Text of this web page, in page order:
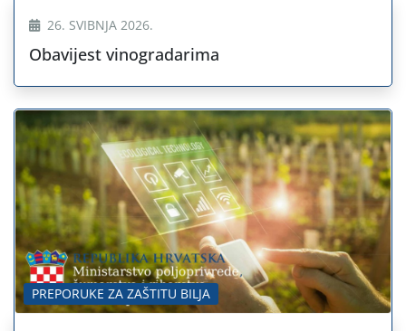
26. SVIBNJA 2026.
Obavijest vinogradarima
PREPORUKE ZA ZAŠTITU BILJA